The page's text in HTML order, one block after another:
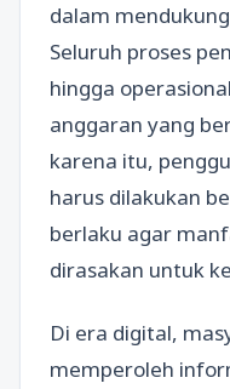
dalam
Seluruh proses
hingga
anggaran yang
karena itu,
harus dilakukan
berlaku agar
dirasakan untuk
Di era digital,
memperoleh